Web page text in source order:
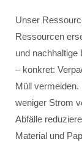
Unser
Ressourcen
und
– konkret:
Müll
weniger Strom
Abfälle
Material und